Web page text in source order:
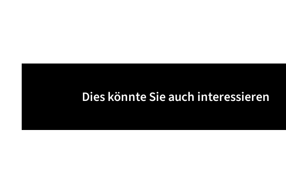
Dies könnte Sie auch interessieren